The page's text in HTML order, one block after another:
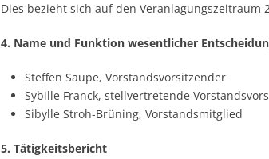
Dies bezieht sich auf den Veranlagungszeitraum
4. Name und Funktion wesentlicher
Steffen Saupe, Vorstandsvorsitzender
Sybille Franck, stellvertretende
Sibylle Stroh-Brüning, Vorstandsmitglied
5. Tätigkeitsbericht